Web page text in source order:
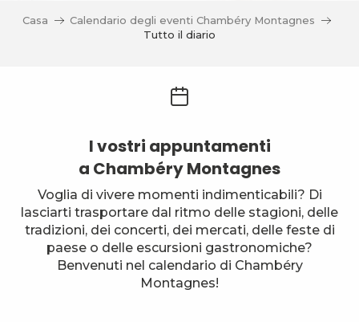
Casa
Calendario degli eventi Chambéry Montagnes
Tutto il diario
I vostri appuntamenti
a Chambéry Montagnes
Voglia di vivere momenti indimenticabili? Di
lasciarti trasportare dal ritmo delle stagioni, delle
tradizioni, dei concerti, dei mercati, delle feste di
paese o delle escursioni gastronomiche?
Benvenuti nel calendario di Chambéry
Montagnes!